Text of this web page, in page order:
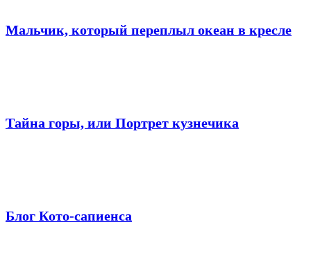
Мальчик, который переплыл океан в кресле
Тайна горы, или Портрет кузнечика
Блог Кото-сапиенса